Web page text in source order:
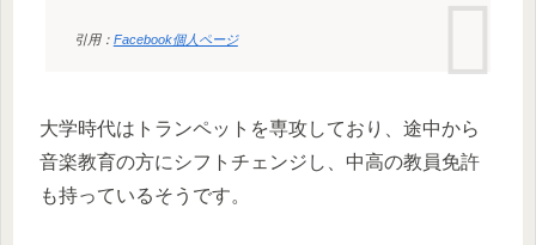
引用： Facebook個人ページ
大学時代はトランペットを専攻しており、途中から
音楽教育の方にシフトチェンジし、中高の教員免許
も持っているそうです。